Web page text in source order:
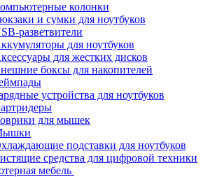
колонки
и сумки для ноутбуков
разветвители
для ноутбуков
для жестких дисков
боксы для накопителей
устройства для ноутбуков
для мышек
подставки для ноутбуков
средства для цифровой техники
мебель